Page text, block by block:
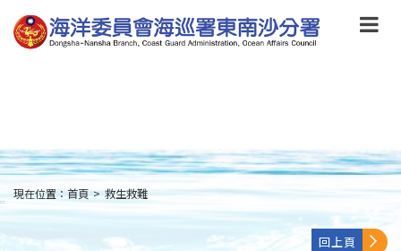
到
主
要
:::
現在位置：首頁 > 救生救難
回上頁